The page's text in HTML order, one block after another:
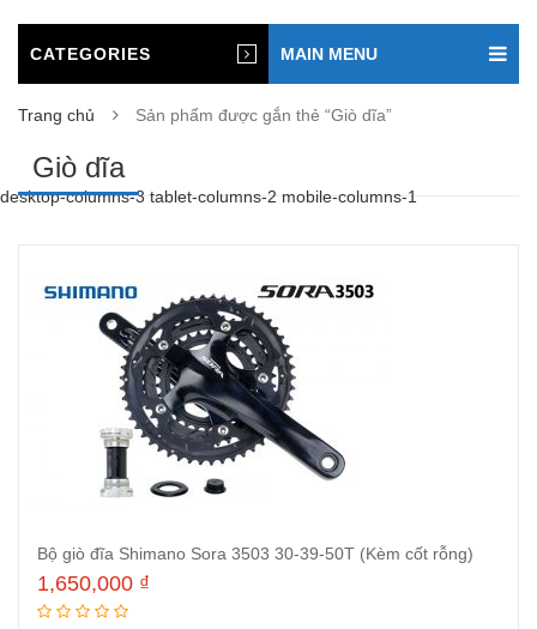
CATEGORIES MAIN MENU
Trang chủ Sản phẩm được gắn thẻ “Giò dĩa”
Giò dĩa
desktop-columns-3 tablet-columns-2 mobile-columns-1
Bộ giò đĩa Shimano Sora 3503 30-39-50T (Kèm cốt rỗng)
1,650,000 ₫